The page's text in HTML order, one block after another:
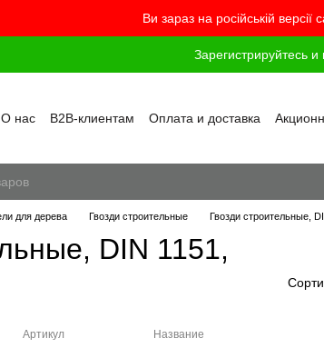
Ви зараз на російській
Зарегистрируйтесь
О нас B2B-клиентам Оплата и доставка
для дерева Гвозди строительные Гвозди строительные,
DIN 1151,
Артикул Название